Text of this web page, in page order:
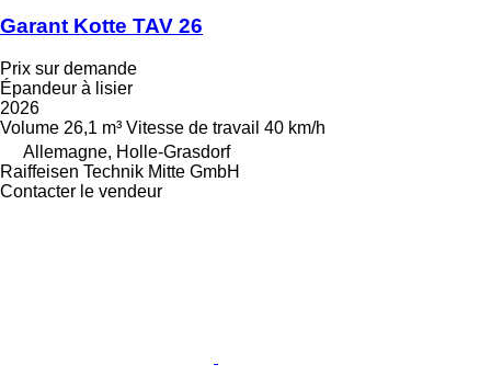
Garant Kotte TAV 26
Prix sur demande
Épandeur à lisier
2026
Volume 26,1 m³ Vitesse de travail 40 km/h
Allemagne, Holle-Grasdorf
Raiffeisen Technik Mitte GmbH
Contacter le vendeur